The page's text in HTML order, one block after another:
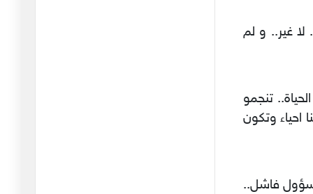
غير.. و لم
تنجمو
احياء وتكون
فاشل..